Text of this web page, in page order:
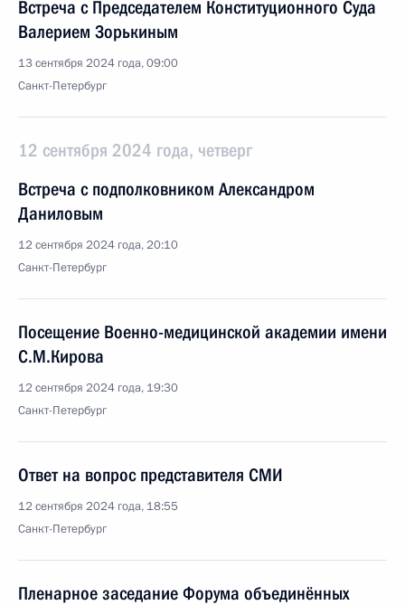
Встреча с Председателем Конституционного Суда
Валерием Зорькиным
13 сентября 2024 года, 09:00
Санкт-Петербург
12 сентября 2024 года, четверг
Встреча с подполковником Александром
Даниловым
12 сентября 2024 года, 20:10
Санкт-Петербург
Посещение Военно-медицинской академии имени
С.М.Кирова
12 сентября 2024 года, 19:30
Санкт-Петербург
Ответ на вопрос представителя СМИ
12 сентября 2024 года, 18:55
Санкт-Петербург
Пленарное заседание Форума объединённых